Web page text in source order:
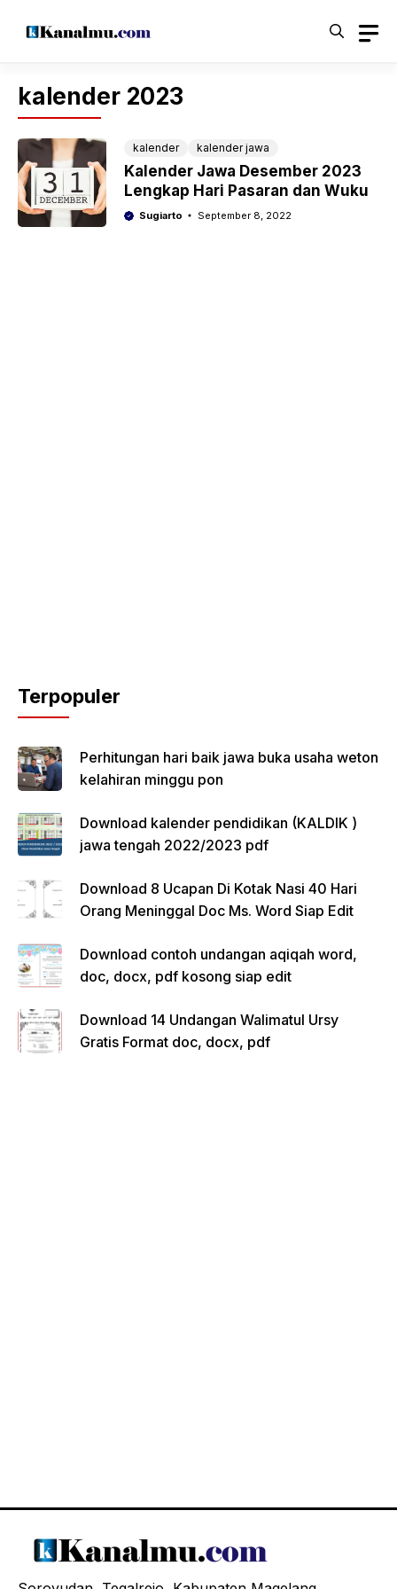
kalender 2023
kalender kalender jawa
Kalender Jawa Desember 2023
Lengkap Hari Pasaran dan Wuku
Sugiarto September 8, 2022
Terpopuler
Perhitungan hari baik jawa buka usaha weton
kelahiran minggu pon
Download kalender pendidikan (KALDIK )
jawa tengah 2022/2023 pdf
Download 8 Ucapan Di Kotak Nasi 40 Hari
Orang Meninggal Doc Ms. Word Siap Edit
Download contoh undangan aqiqah word,
doc, docx, pdf kosong siap edit
Download 14 Undangan Walimatul Ursy
Gratis Format doc, docx, pdf